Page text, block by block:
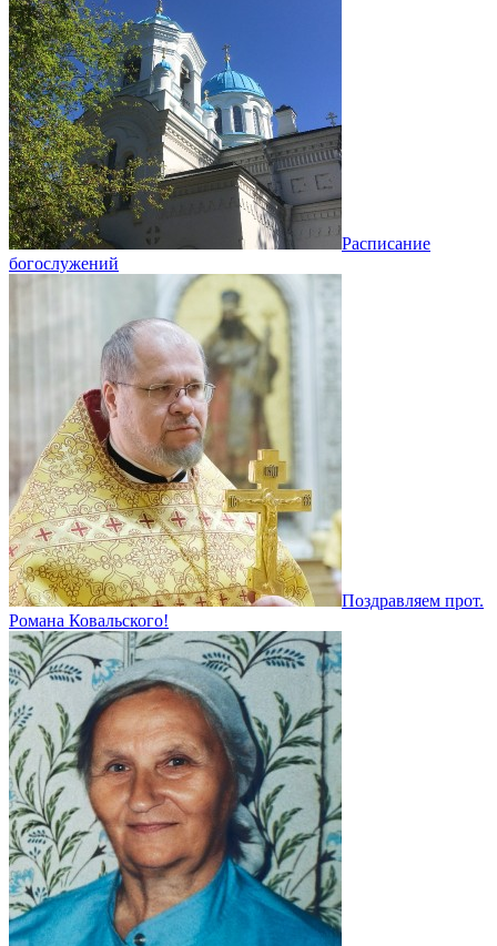
Расписание
богослужений
Поздравляем прот.
Романа Ковальского!